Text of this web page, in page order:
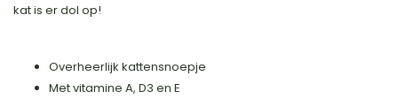
kat is er dol op!
Overheerlijk kattensnoepje
Met vitamine A, D3 en E